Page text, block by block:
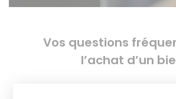
Vos questions
l’achat d’un